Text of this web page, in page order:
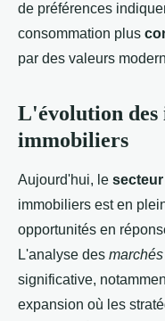
de préférences
consommation plus
par des valeurs
L'évolution des
immobiliers
Aujourd'hui, le
immobiliers est en
opportunités en
L'analyse des
significative,
expansion où les